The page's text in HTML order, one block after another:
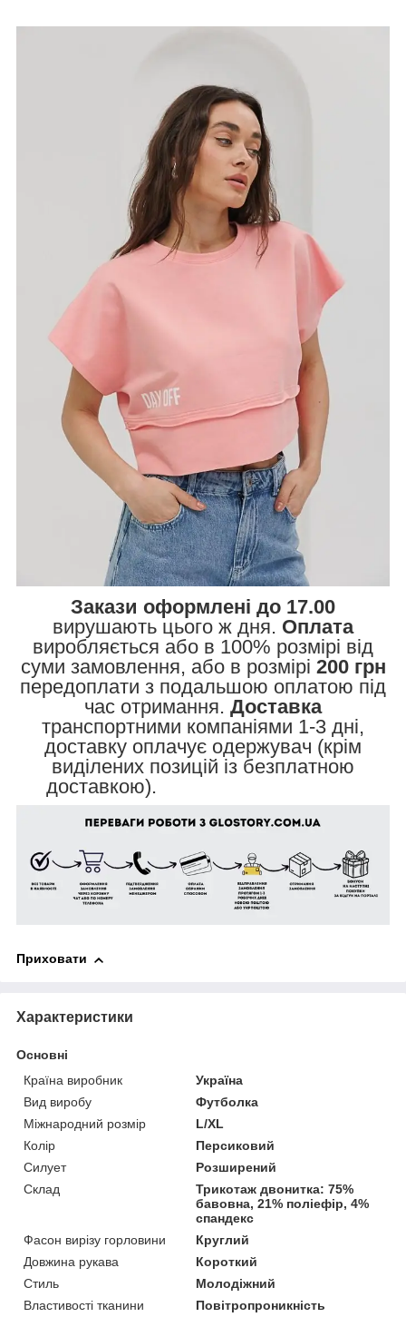
Закази оформлені до 17.00
вирушають цього ж дня. Оплата
виробляється або в 100% розмірі від
суми замовлення, або в розмірі 200 грн
передоплати з подальшою оплатою під
час отримання. Доставка
транспортними компаніями 1-3 дні,
доставку оплачує одержувач (крім
виділених позицій із безплатною
доставкою).
Приховати
Характеристики
Основні
Країна виробник
Україна
Вид виробу
Футболка
Міжнародний розмір
L/XL
Колір
Персиковий
Силует
Розширений
Склад
Трикотаж двонитка: 75%
бавовна, 21% поліефір, 4%
спандекс
Фасон вирізу горловини
Круглий
Довжина рукава
Короткий
Стиль
Молодіжний
Властивості тканини
Повітропроникність